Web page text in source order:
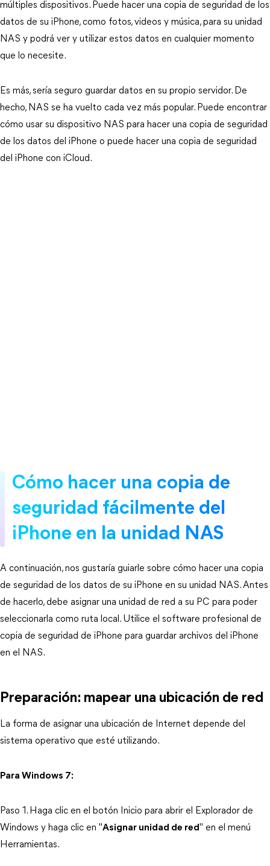
múltiples dispositivos. Puede hacer una copia de seguridad de los
datos de su iPhone, como fotos, videos y música, para su unidad
NAS y podrá ver y utilizar estos datos en cualquier momento
que lo necesite.
Es más, sería seguro guardar datos en su propio servidor. De
hecho, NAS se ha vuelto cada vez más popular. Puede encontrar
cómo usar su dispositivo NAS para hacer una copia de seguridad
de los datos del iPhone o puede hacer una copia de seguridad
del iPhone con iCloud.
Cómo hacer una copia de
seguridad fácilmente del
iPhone en la unidad NAS
A continuación, nos gustaría guiarle sobre cómo hacer una copia
de seguridad de los datos de su iPhone en su unidad NAS. Antes
de hacerlo, debe asignar una unidad de red a su PC para poder
seleccionarla como ruta local. Utilice el software profesional de
copia de seguridad de iPhone para guardar archivos del iPhone
en el NAS.
Preparación: mapear una ubicación de red
La forma de asignar una ubicación de Internet depende del
sistema operativo que esté utilizando.
Para Windows 7:
Paso 1. Haga clic en el botón Inicio para abrir el Explorador de
Windows y haga clic en "Asignar unidad de red" en el menú
Herramientas.